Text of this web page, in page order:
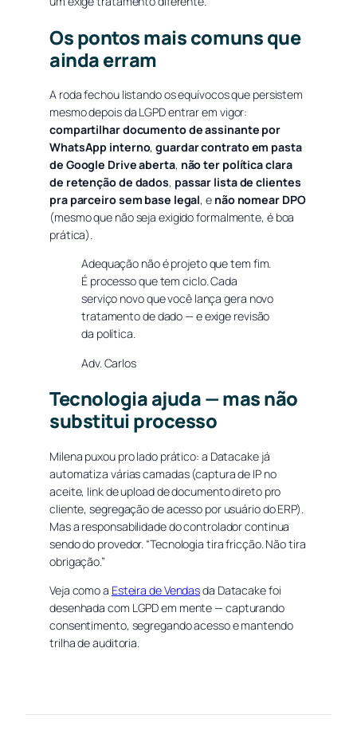
Os pontos mais comuns que
ainda erram
A roda fechou listando os equívocos que persistem
mesmo depois da LGPD entrar em vigor:
compartilhar documento de assinante por
WhatsApp interno,guardar contrato em pasta
de Google Drive aberta, não ter política clara
de retenção de dados, passar lista de clientes
pra parceiro sem base legal, e não nomear DPO
(mesmo que não seja exigido formalmente, é boa
prática).
Adequação não é projeto que tem fim.
É processo que tem ciclo. Cada
serviço novo que você lança gera novo
tratamento de dado — e exige revisão
da política.
Adv. Carlos
Tecnologia ajuda — mas não
substitui processo
Milena puxou pro lado prático: a Datacake já
automatiza várias camadas (captura de IP no
aceite, link de upload de documento direto pro
cliente, segregação de acesso por usuário do ERP).
Mas a responsabilidade do controlador continua
sendo do provedor. “Tecnologia tira fricção. Não tira
obrigação.”
Veja como a Esteira de Vendasda Datacake foi
desenhada com LGPD em mente — capturando
consentimento, segregando acesso e mantendo
trilha de auditoria.